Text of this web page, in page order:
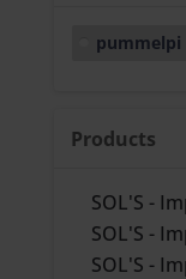
pummelpi
Products
SOL'S -
SOL'S -
SOL'S -